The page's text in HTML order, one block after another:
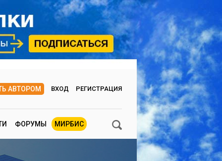
АВТОРОМ ВХОД РЕГИСТРАЦИЯ
ФОРУМЫ МИРБИС